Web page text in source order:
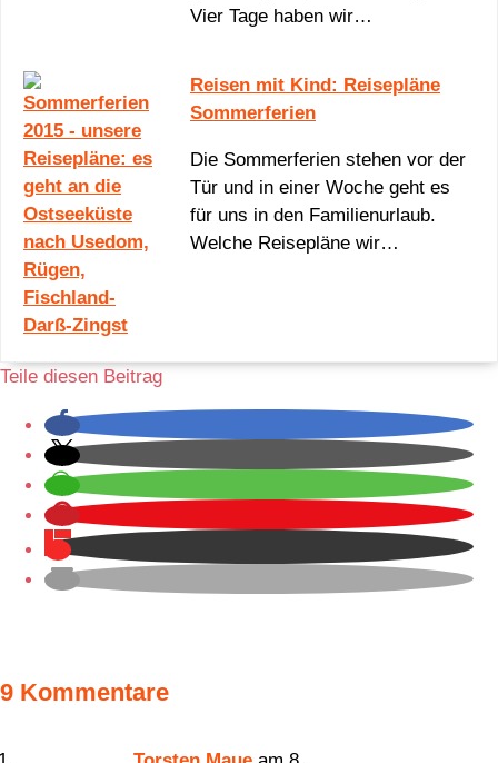
Vier Tage haben wir…
Reisen mit Kind: Reisepläne
Sommerferien
Die Sommerferien stehen vor der
Tür und in einer Woche geht es
für uns in den Familienurlaub.
Welche Reisepläne wir…
Teile diesen Beitrag
9 Kommentare